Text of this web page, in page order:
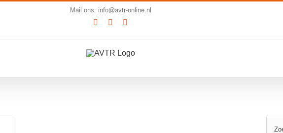
Mail ons: info@avtr-online.nl
YouTubeLinkedIn